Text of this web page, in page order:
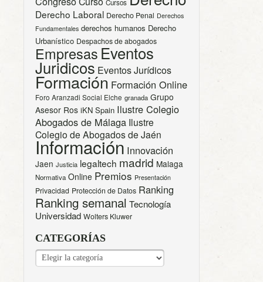
Cursos
Derecho Laboral Derecho Penal Derechos
Fundamentales derechos humanos Derecho
Urbanístico Despachos de abogados
Empresas Eventos
Juridicos Eventos Jurídicos
Formación Formación Online
Foro Aranzadi Social Elche granada Grupo
Asesor Ros iKN Spain Ilustre Colegio
Abogados de Málaga Ilustre
Colegio de Abogados de Jaén
Información Innovación
Jaen Justicia legaltech madrid Malaga
Normativa Online Premios Presentación
Privacidad Protección de Datos Ranking
Ranking semanal Tecnología
Universidad Wolters Kluwer
CATEGORÍAS
CATEGORÍAS